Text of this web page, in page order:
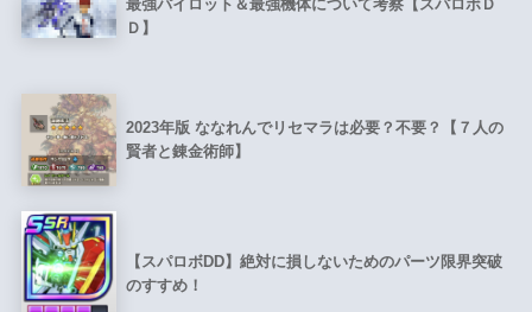
最強パイロット＆最強機体について考察【スパロボＤ
Ｄ】
2023年版 ななれんでリセマラは必要？不要？【７人の
賢者と錬金術師】
【スパロボDD】絶対に損しないためのパーツ限界突破
のすすめ！